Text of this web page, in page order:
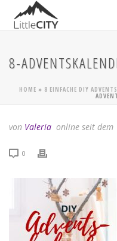
8-
HOME » 8 EINFACHE DIY
von Valeria online seit dem
0